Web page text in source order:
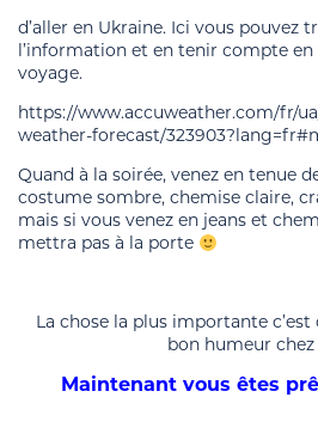
d’aller en Ukraine. Ici vous pouvez
l’information et en tenir compte
voyage.
https://www.accuweather.com/fr/
weather-forecast/
Quand à la soirée, venez en tenue
costume sombre, chemise claire,
mais si vous venez en jeans et
mettra pas à la porte
La chose la plus importante
bon humeur chez
Maintenant vous êtes